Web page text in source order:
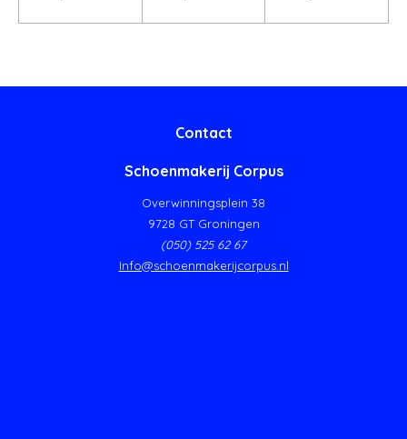
Contact
Schoenmakerij Corpus
Overwinningsplein 38
9728 GT Groningen
(050) 525 62 67
Info@schoenmakerijcorpus.nl